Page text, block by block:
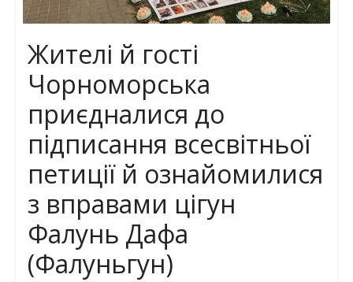
Жителі й гості
Чорноморська
приєдналися до
підписання всесвітньої
петиції й ознайомилися
з вправами цігун
Фалунь Дафа
(Фалуньгун)